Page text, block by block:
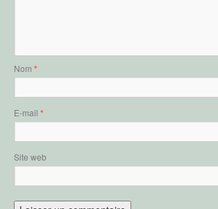
Nom *
E-mail *
Site web